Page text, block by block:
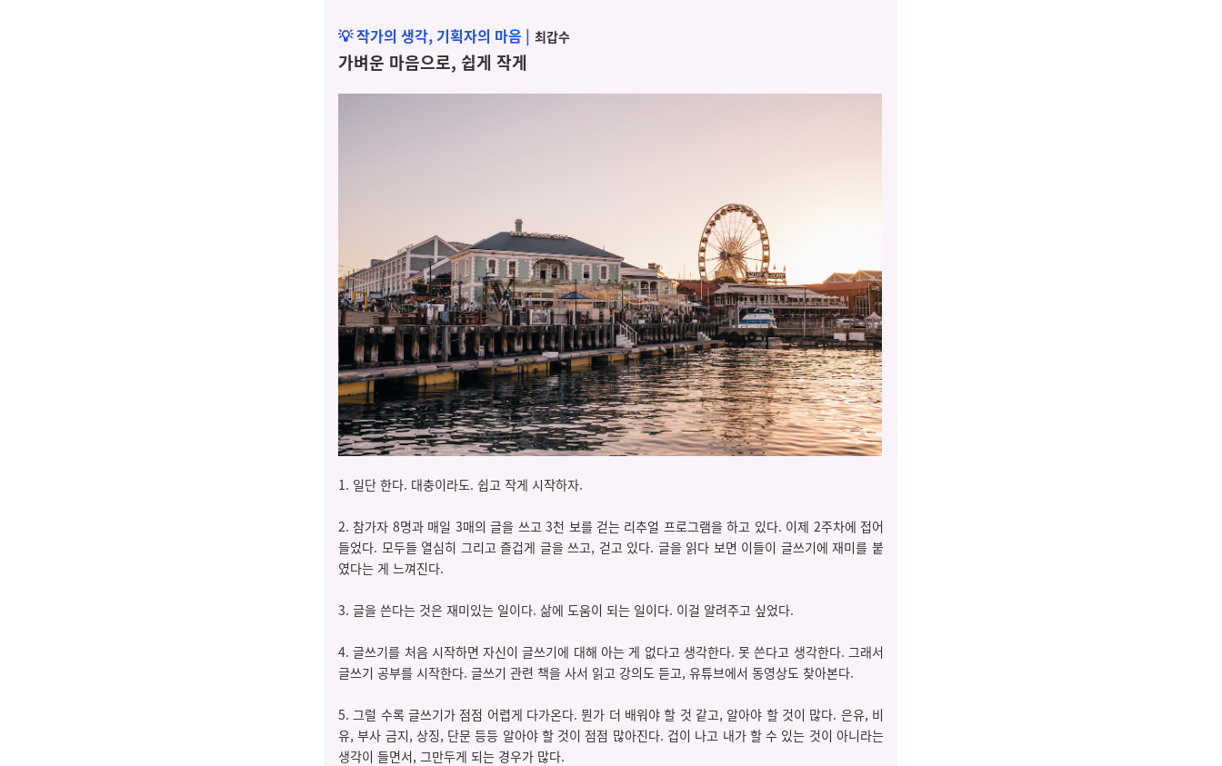
💡 작가의 생각, 기획자의 마음 | 최갑수
가벼운 마음으로, 쉽게 작게
1. 일단 한다. 대충이라도. 쉽고 작게 시작하자.
2. 참가자 8명과 매일 3매의 글을 쓰고 3천 보를 걷는 리추얼 프로그램을 하고 있다. 이제 2주차에 접어
들었다. 모두들 열심히 그리고 즐겁게 글을 쓰고, 걷고 있다. 글을 읽다 보면 이들이 글쓰기에 재미를 붙
였다는 게 느껴진다.
3. 글을 쓴다는 것은 재미있는 일이다. 삶에 도움이 되는 일이다. 이걸 알려주고 싶었다.
4. 글쓰기를 처음 시작하면 자신이 글쓰기에 대해 아는 게 없다고 생각한다. 못 쓴다고 생각한다. 그래서
글쓰기 공부를 시작한다. 글쓰기 관련 책을 사서 읽고 강의도 듣고, 유튜브에서 동영상도 찾아본다.
5. 그럴 수록 글쓰기가 점점 어렵게 다가온다. 뭔가 더 배워야 할 것 같고, 알아야 할 것이 많다. 은유, 비
유, 부사 금지, 상징, 단문 등등 알아야 할 것이 점점 많아진다. 겁이 나고 내가 할 수 있는 것이 아니라는
생각이 들면서, 그만두게 되는 경우가 많다.